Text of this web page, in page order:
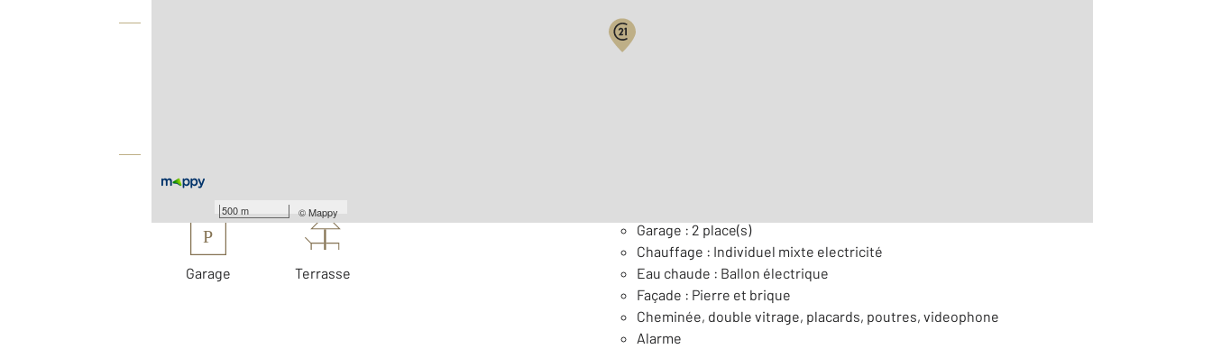
500 m ©Mappy
P
Garage Terrasse
Garage : 2 place(s)
Chauffage : Individuel mixte electricité
Eau chaude : Ballon électrique
Façade : Pierre et brique
Cheminée, double vitrage, placards, poutres, videophone
Alarme